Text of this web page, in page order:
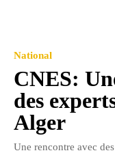
National
CNES:
des
Alger
Une rencontre avec